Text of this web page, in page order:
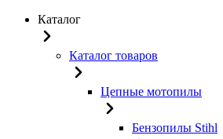
Каталог
Каталог товаров
Цепные мотопилы
Бензопилы Stihl